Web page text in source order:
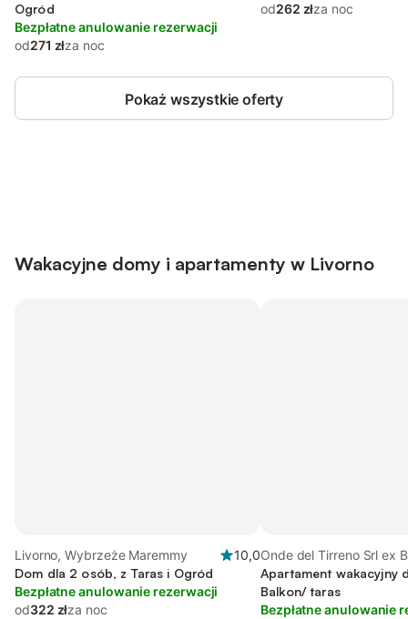
Ogród
Bezpłatne anulowanie rezerwacji
od271 złza noc
od262 złza noc
Pokaż wszystkie oferty
Wakacyjne domy i apartamenty w Livorno
Livorno, Wybrzeże Maremmy
10,0
Dom dla 2 osób, z Taras i Ogród
Bezpłatne anulowanie rezerwacji
od322 złza noc
Onde del Tirreno Srl ex
Pejani, Livorno
Apartament wakacyjny
Balkon/ taras
Bezpłatne anulowanie